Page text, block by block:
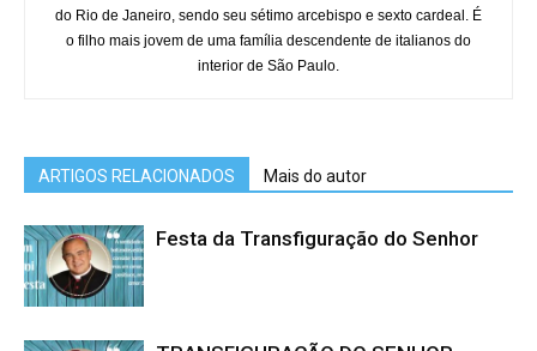
do Rio de Janeiro, sendo seu sétimo arcebispo e sexto cardeal. É
o filho mais jovem de uma família descendente de italianos do
interior de São Paulo.
ARTIGOS RELACIONADOS Mais do autor
Festa da Transfiguração do Senhor